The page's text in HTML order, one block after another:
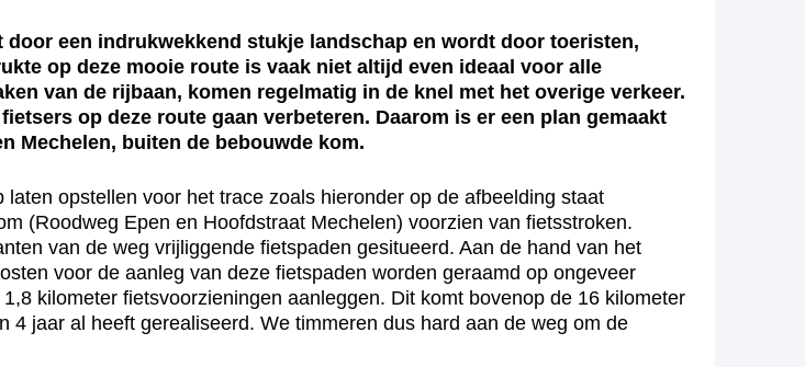
door een indrukwekkend stukje landschap en wordt door toeristen,
op deze mooie route is vaak niet altijd even ideaal voor alle
van de rijbaan, komen regelmatig in de knel met het overige verkeer.
op deze route gaan verbeteren. Daarom is er een plan gemaakt
Mechelen, buiten de bebouwde kom.
opstellen voor het trace zoals hieronder op de afbeelding staat
(Roodweg Epen en Hoofdstraat Mechelen) voorzien van fietsstroken.
van de weg vrijliggende fietspaden gesitueerd. Aan de hand van het
voor de aanleg van deze fietspaden worden geraamd op ongeveer
kilometer fietsvoorzieningen aanleggen. Dit komt bovenop de 16 kilometer
jaar al heeft gerealiseerd. We timmeren dus hard aan de weg om de